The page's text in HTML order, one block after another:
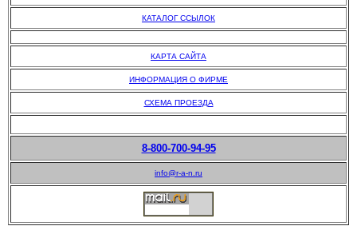
КАТАЛОГ ССЫЛОК
КАРТА САЙТА
ИНФОРМАЦИЯ О ФИРМЕ
СХЕМА ПРОЕЗДА
8-800-700-94-95
info@r-a-n.ru